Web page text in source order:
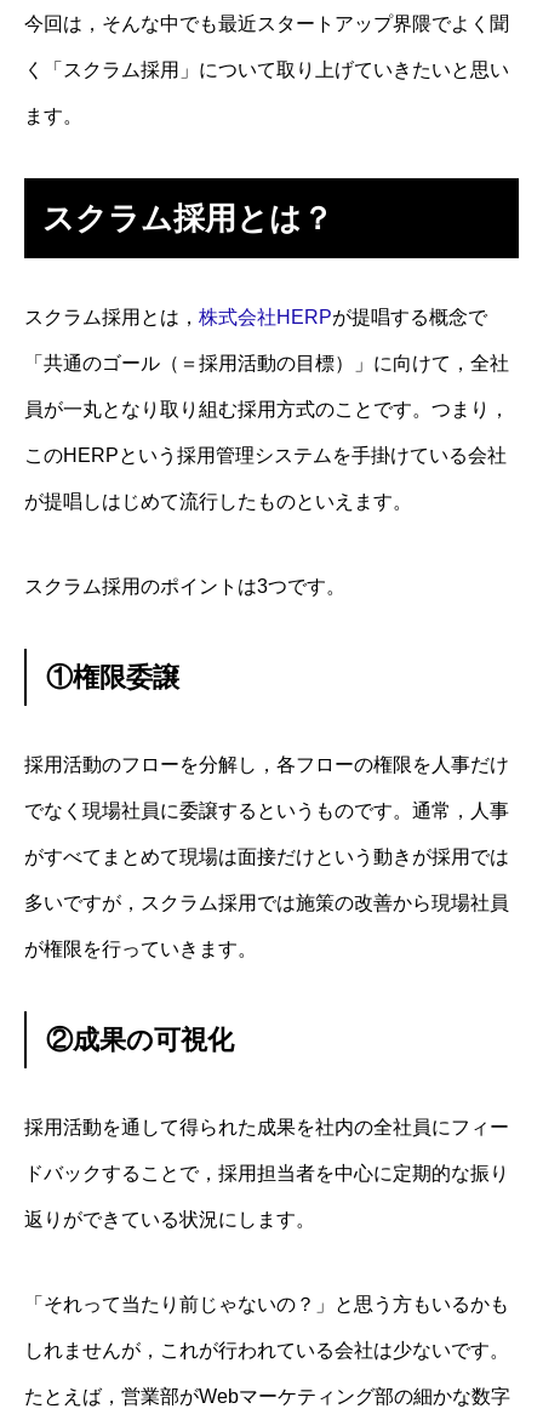
今回は，そんな中でも最近スタートアップ界隈でよく聞
く「スクラム採用」について取り上げていきたいと思い
ます。
スクラム採用とは？
スクラム採用とは， 株式会社HERPが提唱する概念で
「共通のゴール（＝採用活動の目標）」に向けて，全社
員が一丸となり取り組む採用方式のことです。つまり，
このHERPという採用管理システムを手掛けている会社
が提唱しはじめて流行したものといえます。
スクラム採用のポイントは3つです。
①権限委譲
採用活動のフローを分解し，各フローの権限を人事だけ
でなく現場社員に委譲するというものです。通常，人事
がすべてまとめて現場は面接だけという動きが採用では
多いですが，スクラム採用では施策の改善から現場社員
が権限を行っていきます。
②成果の可視化
採用活動を通して得られた成果を社内の全社員にフィー
ドバックすることで，採用担当者を中心に定期的な振り
返りができている状況にします。
「それって当たり前じゃないの？」と思う方もいるかも
しれませんが，これが行われている会社は少ないです。
たとえば，営業部がWebマーケティング部の細かな数字